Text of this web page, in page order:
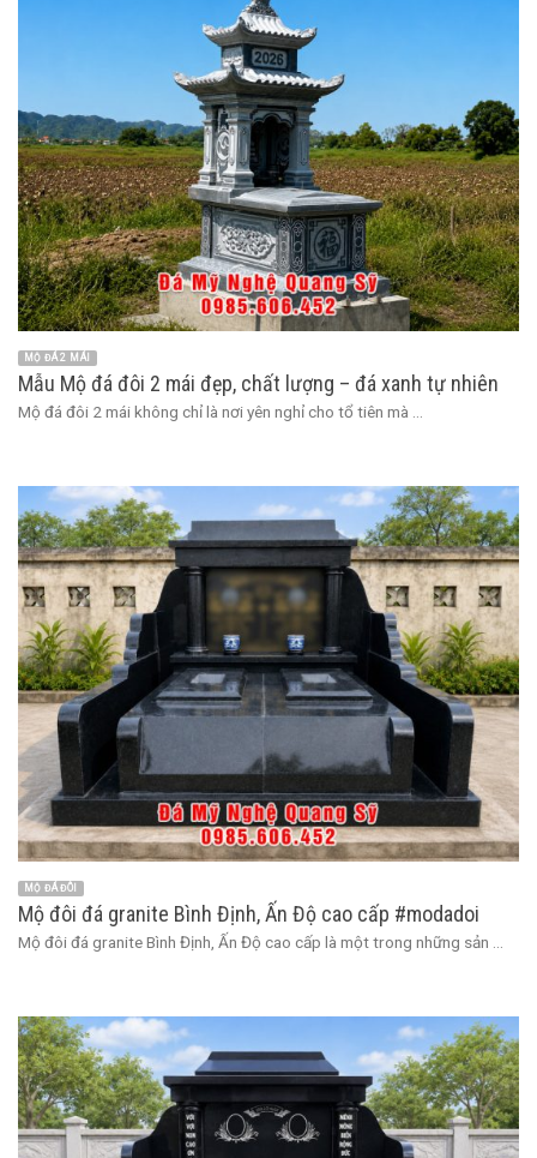
MỘ ĐÁ 2 MÁI
Mẫu Mộ đá đôi 2 mái đẹp, chất lượng – đá xanh tự nhiên
Mộ đá đôi 2 mái không chỉ là nơi yên nghỉ cho tổ tiên mà ...
MỘ ĐÁ ĐÔI
Mộ đôi đá granite Bình Định, Ấn Độ cao cấp #modadoi
Mộ đôi đá granite Bình Định, Ấn Độ cao cấp là một trong những sản ...